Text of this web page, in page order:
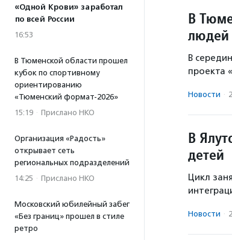
«Одной Крови» заработал
по всей России
16:53
В Тюменской области прошел
кубок по спортивному
ориентированию
«Тюменский формат-2026»
15:19 · Прислано НКО
Организация «Радость»
открывает сеть
региональных подразделений
14:25 · Прислано НКО
Московский юбилейный забег
«Без границ» прошел в стиле
ретро
В
людей
В
проекта
Новости ·
В
детей
Цикл
Новости ·